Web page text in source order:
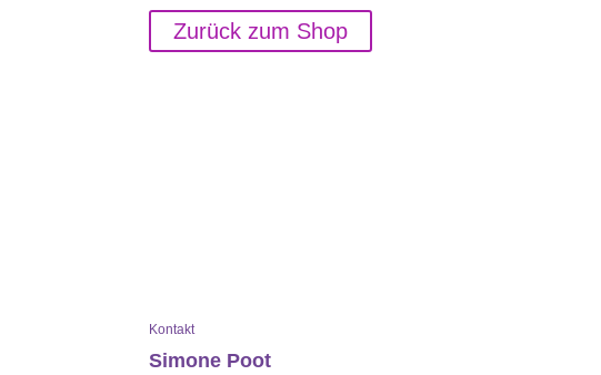
Zurück zum Shop
Kontakt
Simone Poot